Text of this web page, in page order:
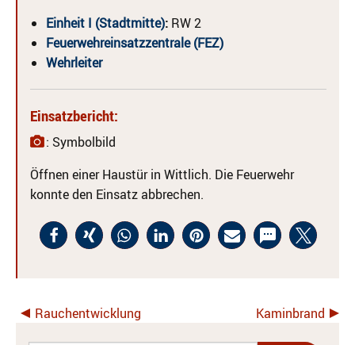
Einheit I (Stadtmitte): RW 2
Feuerwehreinsatzzentrale (FEZ)
Wehrleiter
Einsatzbericht:
: Symbolbild
Öffnen einer Haustür in Wittlich. Die Feuerwehr
konnte den Einsatz abbrechen.
Rauchentwicklung Kaminbrand